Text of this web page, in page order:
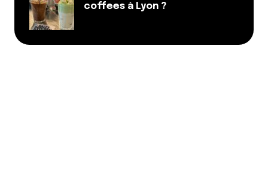
coffees à Lyon ?